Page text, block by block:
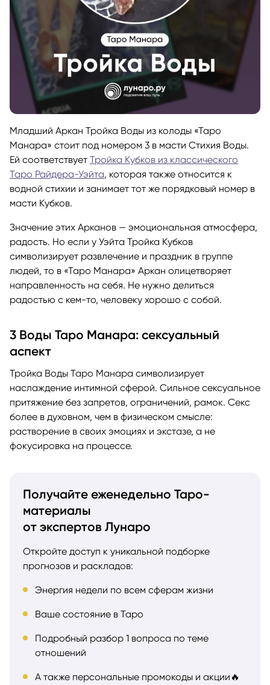
Младший Аркан Тройка Воды из колоды «Таро
Манара» стоит под номером 3 в масти Стихия Воды.
Ей соответствует Тройка Кубков из классического
Таро Райдера-Уэйта, которая также относится к
водной стихии и занимает тот же порядковый номер в
масти Кубков.
Значение этих Арканов — эмоциональная атмосфера,
радость. Но если у Уэйта Тройка Кубков
символизирует развлечение и праздник в группе
людей, то в «Таро Манара» Аркан олицетворяет
направленность на себя. Не нужно делиться
радостью с кем-то, человеку хорошо с собой.
3 Воды Таро Манара: сексуальный
аспект
Тройка Воды Таро Манара символизирует
наслаждение интимной сферой. Сильное сексуальное
притяжение без запретов, ограничений, рамок. Секс
более в духовном, чем в физическом смысле:
растворение в своих эмоциях и экстазе, а не
фокусировка на процессе.
Получайте еженедельно Таро-
материалы
от экспертов Лунаро
Откройте доступ к уникальной подборке
прогнозов и раскладов:
Энергия недели по всем сферам жизни
Ваше состояние в Таро
Подробный разбор 1 вопроса по теме
отношений
А также персональные промокоды и акции🔥